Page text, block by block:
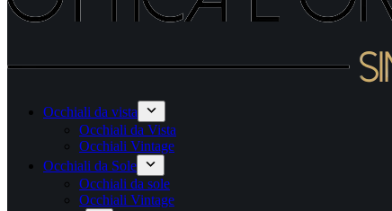
Occhiali da vista
Occhiali da Vista
Occhiali Vintage
Occhiali da Sole
Occhiali da sole
Occhiali Vintage